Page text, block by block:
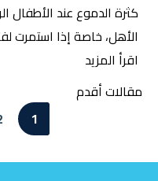
كثرة الدموع عند الأطفال
الأهل، خاصة إذا استمرت
اقرأ المزيد
تصفّح
المقالات
مقالات أقدم
1